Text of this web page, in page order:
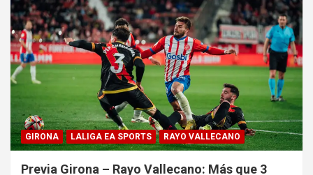
GIRONA LALIGA EA SPORTS RAYO VALLECANO
Previa Girona – Rayo Vallecano: Más que 3